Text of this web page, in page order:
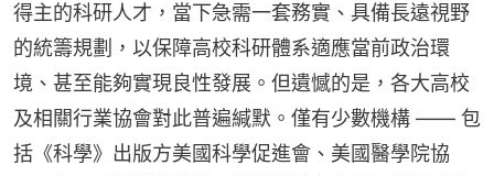
得主的科研人才，當下急需一套務實、具備長遠視野
的統籌規劃，以保障高校科研體系適應當前政治環
境、甚至能夠實現良性發展。但遺憾的是，各大高校
及相關行業協會對此普遍緘默。僅有少數機構 —— 包
括《科學》出版方美國科學促進會、美國醫學院協